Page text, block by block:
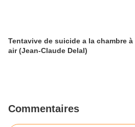
Tentavive de suicide a la chambre à
air (Jean-Claude Delal)
Commentaires